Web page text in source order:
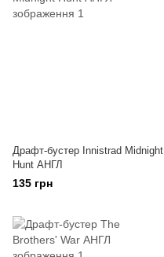
Драфт-бустер Innistrad Midnight
Hunt АНГЛ
135 грн